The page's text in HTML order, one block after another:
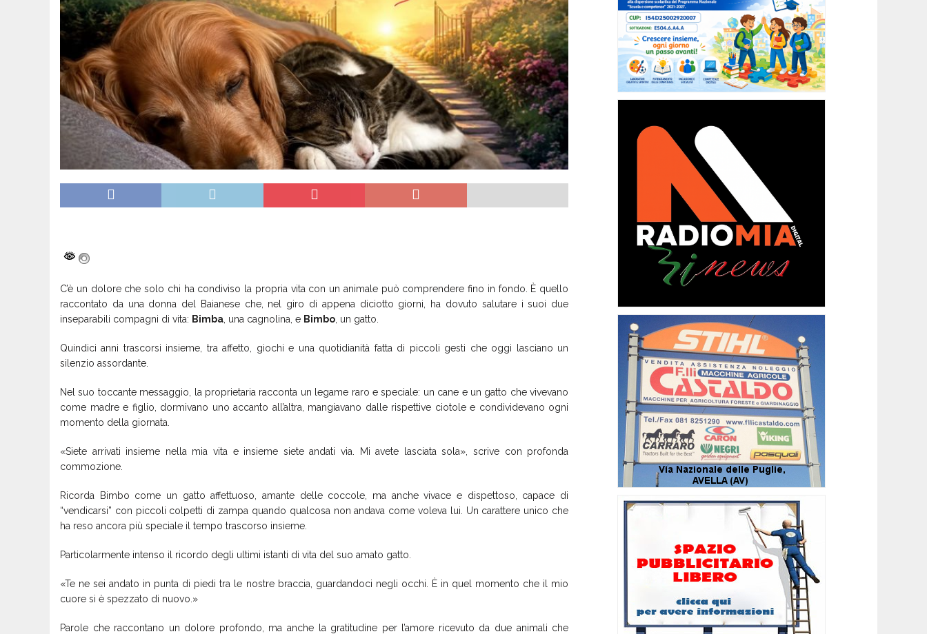
C’è un dolore che solo chi ha condiviso la propria vita con un animale può comprendere fino in fondo. È quello
raccontato da una donna del Baianese che, nel giro di appena diciotto giorni, ha dovuto salutare i suoi due
inseparabili compagni di vita: Bimba , una cagnolina, e Bimbo , un gatto.
Quindici anni trascorsi insieme, tra affetto, giochi e una quotidianità fatta di piccoli gesti che oggi lasciano un
silenzio assordante.
Nel suo toccante messaggio, la proprietaria racconta un legame raro e speciale: un cane e un gatto che vivevano
come madre e figlio, dormivano uno accanto all’altra, mangiavano dalle rispettive ciotole e condividevano ogni
momento della giornata.
«Siete arrivati insieme nella mia vita e insieme siete andati via. Mi avete lasciata sola», scrive con profonda
commozione.
Ricorda Bimbo come un gatto affettuoso, amante delle coccole, ma anche vivace e dispettoso, capace di
“vendicarsi” con piccoli colpetti di zampa quando qualcosa non andava come voleva lui. Un carattere unico che
ha reso ancora più speciale il tempo trascorso insieme.
Particolarmente intenso il ricordo degli ultimi istanti di vita del suo amato gatto.
«Te ne sei andato in punta di piedi tra le nostre braccia, guardandoci negli occhi. È in quel momento che il mio
cuore si è spezzato di nuovo.»
Parole che raccontano un dolore profondo, ma anche la gratitudine per l’amore ricevuto da due animali che